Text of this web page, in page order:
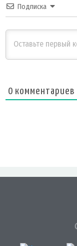
Подписка
0 комментариев